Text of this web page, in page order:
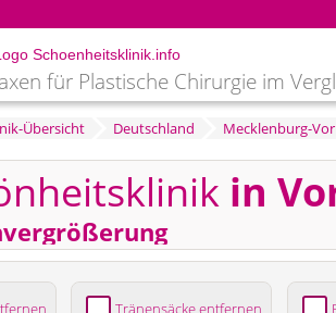
für Plastische Chirurgie im
Übersicht Deutschland Mecklenburg-
in
Tränensäcke entfernen